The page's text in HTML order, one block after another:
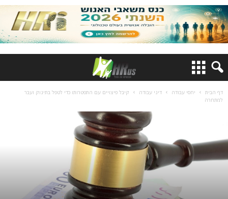
דף הבית יחסי עבודה דיני עבודה
קיבל פיצויים עם התפטרותו כדי לטפל בתינוק ועבר
למתחרה